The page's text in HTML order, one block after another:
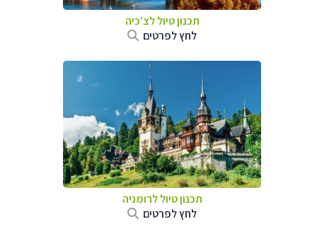
תכנון טיול לצ'כיה
לחץ לפרטים
תכנון טיול לרומניה
לחץ לפרטים